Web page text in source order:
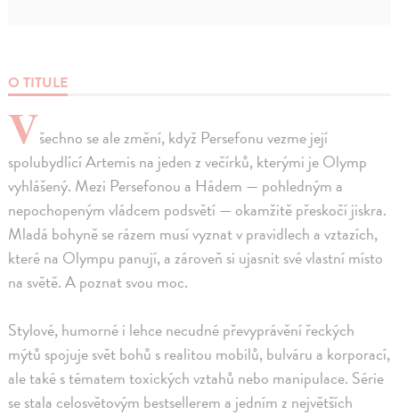
O TITULE
Všechno se ale změní, když Persefonu vezme její
spolubydlící Artemis na jeden z večírků, kterými je Olymp
vyhlášený. Mezi Persefonou a Hádem — pohledným a
nepochopeným vládcem podsvětí — okamžitě přeskočí jiskra.
Mladá bohyně se rázem musí vyznat v pravidlech a vztazích,
které na Olympu panují, a zároveň si ujasnit své vlastní místo
na světě. A poznat svou moc.
Stylové, humorné i lehce necudné převyprávění řeckých
mýtů spojuje svět bohů s realitou mobilů, bulváru a korporací,
ale také s tématem toxických vztahů nebo manipulace. Série
se stala celosvětovým bestsellerem a jedním z největších